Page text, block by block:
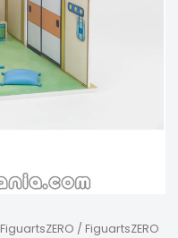
FiguartsZERO / FiguartsZERO